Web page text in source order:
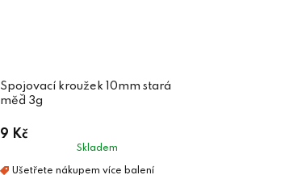
Spojovací kroužek 10mm stará
měď 3g
9 Kč
Skladem